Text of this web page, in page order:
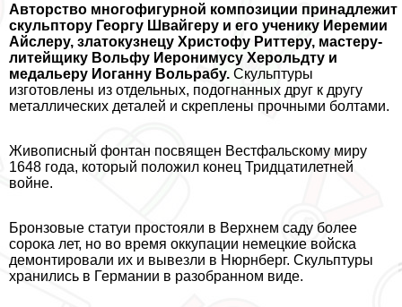
Авторство многофигурной композиции принадлежит
скульптору Георгу Швайгеру и его ученику Иеремии
Айслеру, златокузнецу Христофу Риттеру, мастеру-
литейщику Вольфу Иеронимусу Херольдту и
медальеру Иоганну Вольpaбу. Скульптуры
изготовлены из отдельных, подогнанных друг к другу
металлических деталей и скреплены прочными болтами.
Живописный фонтан посвящен Вестфальскому миру
1648 года, который положил конец Тридцатилетней
войне.
Бронзовые статуи простояли в Верхнем саду более
сорока лет, но во время оккупации немецкие войска
демонтировали их и вывезли в Нюрнберг. Скульптуры
хранились в Германии в разобранном виде.